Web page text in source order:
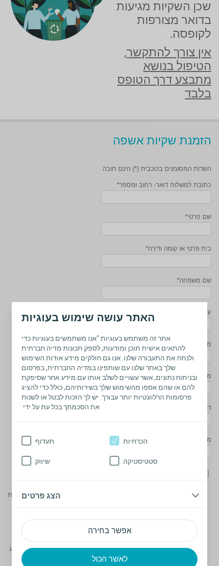
האתר עושה שימוש בעוגיות
אתר זה משתמש בעוגיות "אנו משתמשים בעוגיות כדי
להתאים אישית תוכן ומודעות, לספק תכונות מדיה חברתית
ולנתח את התעבורה שלנו. אנו גם חולקים מידע אודות השימוש
שלך באתר שלנו עם שותפינו במדיה החברתית, בפרסום
ובניתוח נתונים, אשר עשויים לשלב אותו עם מידע אחר שסיפקת
להם או שהם אספו מהשימוש שלך בשירותיהם, כולל כדי להציג
פרסומות הרלוונטיות יותר עבורך. יש לך הזכות לבטל או לשנות
את הסכמתך בכל עת על ידי
אפשר בחירה
לאשר הכול
הכרחיות תעדוף
סטטיסטיקה שיווק
הצג פרטים
שכן השקיות מגיעות
בדואר מצורפות
לקופסה.
אין צורך להתקשר,
הטיפול בנושא
מתבצע דרך הטופס
בלבד
הזמנת שקיות אשפה
השדות המסומנים בכוכבית (*) הינם חובה
כתובת למשלוח דואר- רחוב ומספר*
שם פרטי*
בית פרטי או קומה ודירה*
שם משפחה*
עיר או יישוב*
מספר טלפון*
מיקוד*
דואר אלקטרוני *
מספר מק"ט על גבי הקופסה*
הנתונים שנמסרים על ידי לצורך הענקת שירותי סיעוד מותאמים והנחיות
אלקטרוני או הדואר. אני נותן/ת במסירת הפרטים את ההסכמה כי
קולופלסט ו/או כל גורם מטעמה יעבד את הנתונים שימסרו על ידי על
מנת לשפר את המוצרים והשירותים ומסכימ/ה להפנות אלי אנשי מקצוע
רפואיים במידת הצורך. אני נותן/ת את הסכמתי ליידע אותי אודות